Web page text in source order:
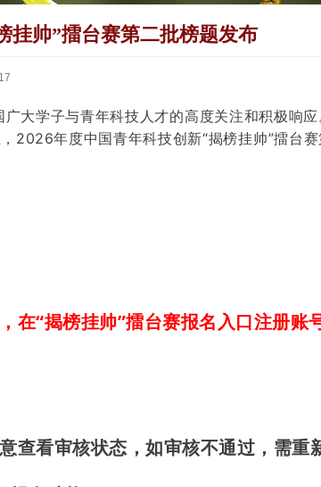
挂帅”擂台赛第二批榜题发布
大学子与青年科技人才的高度关注和积极响
2026年度中国青年科技创新“揭榜挂帅”擂台
，在“揭榜挂帅”擂台赛报名入口注册账
查看审核状态，如审核不通过，需重